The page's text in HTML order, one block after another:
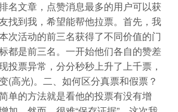
名文章，点赞消息最多的用户可以获
找到我，希望能帮他拉票。首先，我
次活动的前三名获得了不同价值的门
都是前三名。一开始他们各自的赞差
投票异常，分分秒秒上升了上千票，
(高光)。二、如何区分真票和假票？
单的方法就是看他的投票有没有增